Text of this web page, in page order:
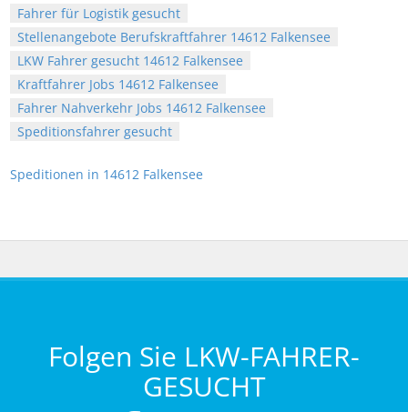
Fahrer für Logistik gesucht
Stellenangebote Berufskraftfahrer 14612 Falkensee
LKW Fahrer gesucht 14612 Falkensee
Kraftfahrer Jobs 14612 Falkensee
Fahrer Nahverkehr Jobs 14612 Falkensee
Speditionsfahrer gesucht
Speditionen in 14612 Falkensee
Folgen Sie LKW-FAHRER-
GESUCHT